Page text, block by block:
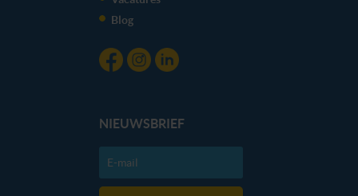
Blog
NIEUWSBRIEF